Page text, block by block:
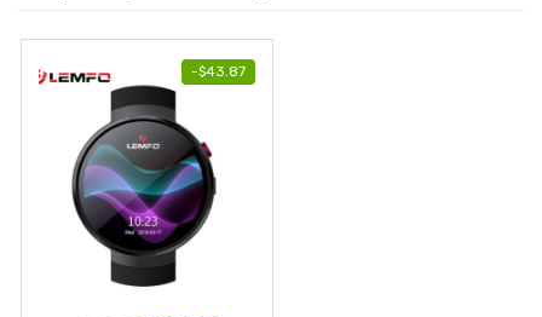
-$43.87